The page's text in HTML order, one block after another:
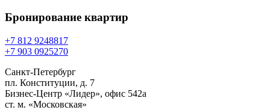
Бронирование квартир
+7 812 9248817
+7 903 0925270
Санкт-Петербург
пл. Конституции, д. 7
Бизнес-Центр «Лидер», офис 542a
ст. м. «Московская»